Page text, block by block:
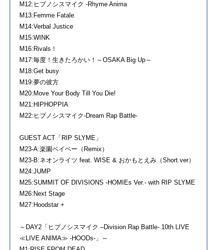
M12:ヒプノシスマイク -Rhyme Anima
M13:Femme Fatale
M14:Verbal Justice
M15:WINK
M16:Rivals！
M17:毎度！生きたろかい！～OSAKA Big Up～
M18:Get busy
M19:夢の彼方
M20:Move Your Body Till You Die!
M21:HIPHOPPIA
M22:ヒプノシスマイク-Dream Rap Battle-
GUEST ACT「RIP SLYME」
M23-A:楽園ベイベー（Remix）
M23-B:ネオンライツ feat. WISE & おかもとえみ（Short.ver）
M24:JUMP
M25:SUMMIT OF DIVISIONS -HOMIEs Ver.- with RIP SLYME
M26:Next Stage
M27:Hoodstar +
～DAY2「ヒプノシスマイク –Division Rap Battle- 10th LIVE
≪LIVE ANIMA≫ -HOODs-」～